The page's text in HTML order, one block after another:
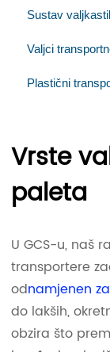
Sustav
Valjci
Plastični
Vrste
paleta
U GCS-u, naš
transportere
odnamjenen
do lakših,
obzira što